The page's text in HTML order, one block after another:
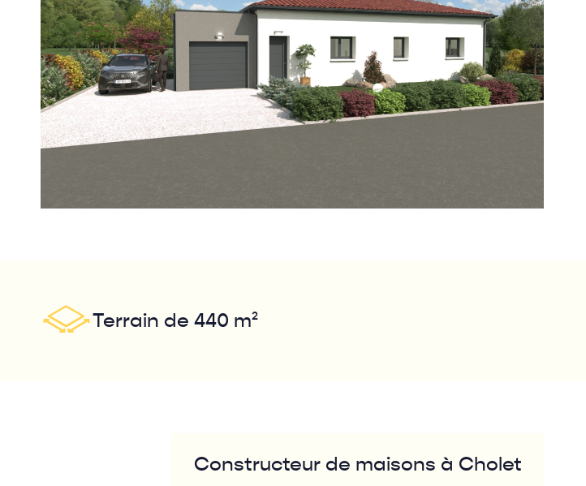
Terrain de 440 m²
Constructeur de maisons à Cholet